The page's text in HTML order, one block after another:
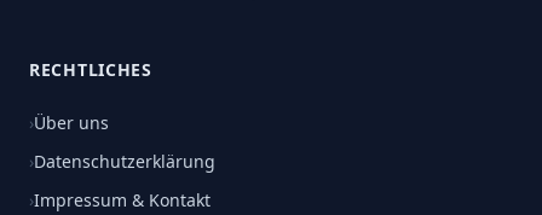
RECHTLICHES
›Über uns
›Datenschutzerklärung
›Impressum & Kontakt